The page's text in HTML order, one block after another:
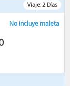
Viaje: 2 Días
No incluye maleta